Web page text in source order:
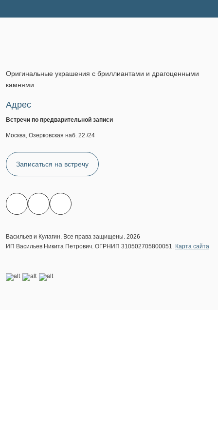
Оригинальные украшения с бриллиантами и драгоценными
камнями
Адрес
Встречи по предварительной записи
Москва, Озерковская наб. 22 /24
Записаться на встречу
Васильев и Кулагин. Все права защищены. 2026
ИП Васильев Никита Петрович. ОГРНИП 310502705800051. Карта сайта